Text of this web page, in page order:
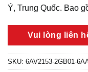
Ý, Trung Quốc. Bao
Vui lòng liên
SKU: 6AV2153-2GB01-